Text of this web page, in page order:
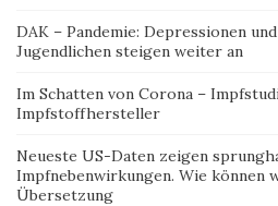
DAK – Pandemie: Depressionen
Jugendlichen steigen weiter an
Im Schatten von Corona –
Impfstoffhersteller
Neueste US-Daten zeigen
Impfnebenwirkungen. Wie können
Übersetzung